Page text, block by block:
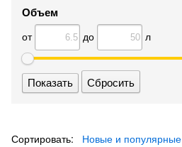
Объем
от до л
Сбросить
Сортировать: Новые и популярные